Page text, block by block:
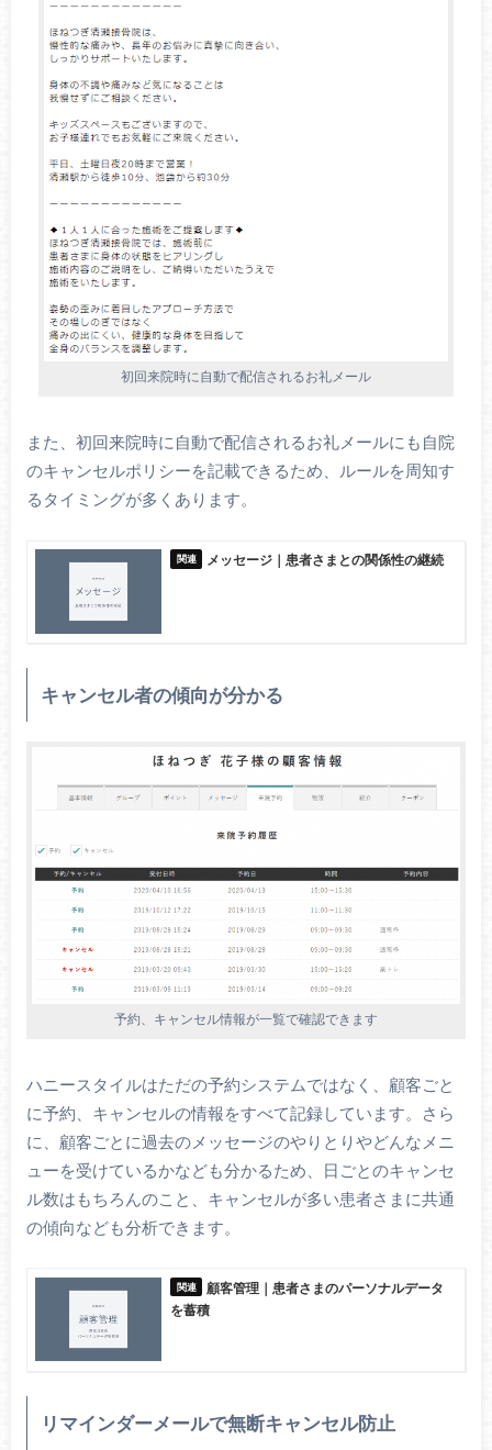
初回来院時に自動で配信されるお礼メール
また、初回来院時に自動で配信されるお礼メールにも自院
のキャンセルポリシーを記載できるため、ルールを周知す
るタイミングが多くあります。
メッセージ｜患者さまとの関係性の継続
キャンセル者の傾向が分かる
予約、キャンセル情報が一覧で確認できます
ハニースタイルはただの予約システムではなく、顧客ごと
に予約、キャンセルの情報をすべて記録しています。さら
に、顧客ごとに過去のメッセージのやりとりやどんなメニ
ューを受けているかなども分かるため、日ごとのキャンセ
ル数はもちろんのこと、キャンセルが多い患者さまに共通
の傾向なども分析できます。
顧客管理｜患者さまのパーソナルデータ
を蓄積
リマインダーメールで無断キャンセル防止